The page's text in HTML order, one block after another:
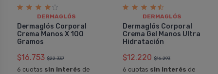
DERMAGLÓS
Dermaglós Corporal
Crema Manos X 100
Gramos
$16.753 $22.337
6 cuotas sin interés de
DERMAGLÓS
Dermaglós Corporal
Crema Gel Manos Ultra
Hidratación
$12.220 $16.293
6 cuotas sin interés de